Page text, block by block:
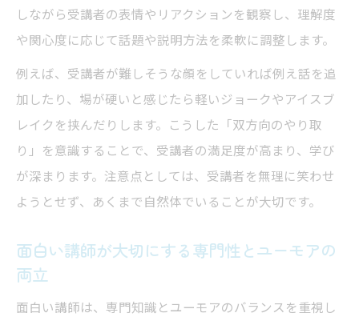
しながら受講者の表情やリアクションを観察し、理解度
や関心度に応じて話題や説明方法を柔軟に調整します。
例えば、受講者が難しそうな顔をしていれば例え話を追
加したり、場が硬いと感じたら軽いジョークやアイスブ
レイクを挟んだりします。こうした「双方向のやり取
り」を意識することで、受講者の満足度が高まり、学び
が深まります。注意点としては、受講者を無理に笑わせ
ようとせず、あくまで自然体でいることが大切です。
面白い講師が大切にする専門性とユーモアの
両立
面白い講師は、専門知識とユーモアのバランスを重視し